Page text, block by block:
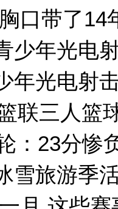
口带了14
少年光电
年光电射
联三人篮
：23分惨
雪旅游季